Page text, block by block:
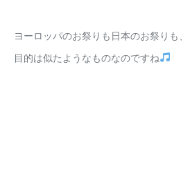
ヨーロッパのお祭りも日本のお祭りも、
目的は似たようなものなのですね